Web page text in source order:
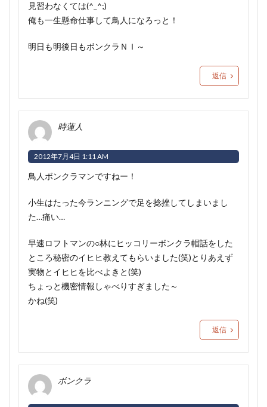
見習わなくては(^_^;)
俺も一生懸命仕事して鳥人になろっと！
明日も明後日もボンクラＮＩ～
返信
時蓮人
2012年7月4日 1:11 AM
鳥人ボンクラマンですねー！
小生はたった今ランニングで足を捻挫してしまいまし
た…痛い…
早速ロフトマンの○林にヒッコリーボンクラ帽話をした
ところ秘密のイヒヒ教えてもらいました(笑)とりあえず
実物とイヒヒを比べよきと(笑)
ちょっと機密情報しゃべりすぎました～
かね(笑)
返信
ボンクラ